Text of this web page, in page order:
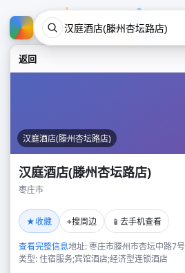
返回
汉庭酒店(滕州杏坛路店)
汉庭酒店(滕州杏坛路店)
枣庄市
★收藏 ⌖搜周边 📱 去手机查看
查看完整信息地址: 枣庄市滕州市杏坛中路7号
类型: 住宿服务;宾馆酒店;经济型连锁酒店